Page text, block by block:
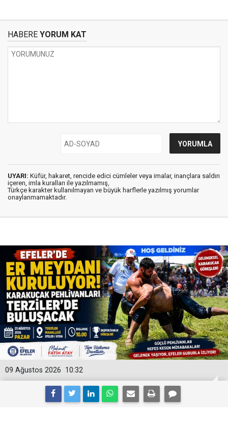
HABERE YORUM KAT
UYARI: Küfür, hakaret, rencide edici cümleler veya imalar, inançlara saldırı
içeren, imla kuralları ile yazılmamış,
Türkçe karakter kullanılmayan ve büyük harflerle yazılmış yorumlar
onaylanmamaktadır.
10:32
09 Ağustos 2026